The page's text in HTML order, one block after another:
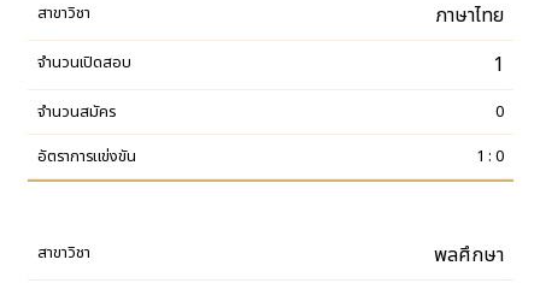
ภาษาไทย
1
0
1 : 0
พลศึกษา